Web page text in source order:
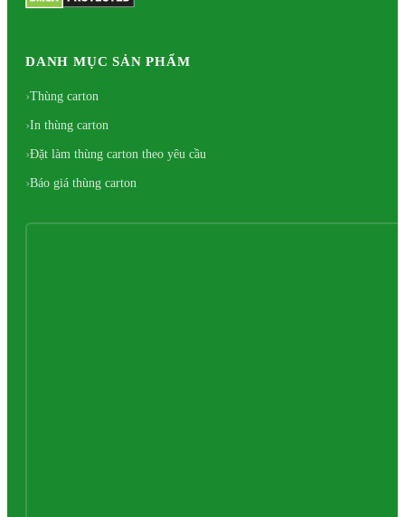
DANH MỤC SẢN PHẨM
Thùng carton
In thùng carton
Đặt làm thùng carton theo yêu cầu
Báo giá thùng carton